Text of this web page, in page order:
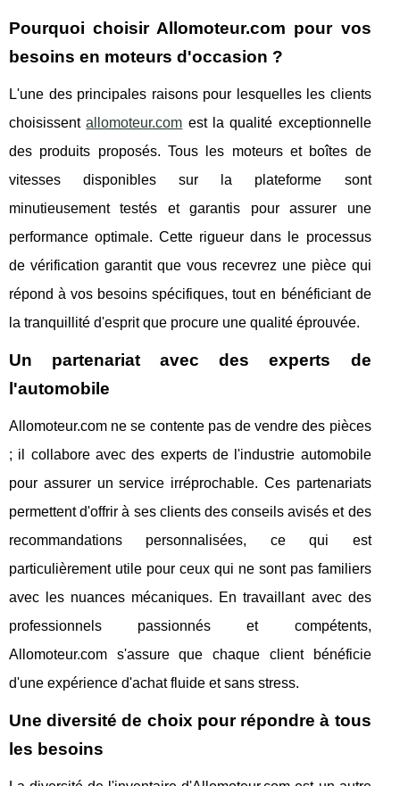
Pourquoi choisir Allomoteur.com pour vos
besoins en moteurs d'occasion ?
L'une des principales raisons pour lesquelles les clients
choisissentallomoteur.com est la qualité exceptionnelle
des produits proposés. Tous les moteurs et boîtes de
vitesses disponibles sur la plateforme sont
minutieusement testés et garantis pour assurer une
performance optimale. Cette rigueur dans le processus
de vérification garantit que vous recevrez une pièce qui
répond à vos besoins spécifiques, tout en bénéficiant de
la tranquillité d'esprit que procure une qualité éprouvée.
Un partenariat avec des experts de
l'automobile
Allomoteur.com ne se contente pas de vendre des pièces
; il collabore avec des experts de l'industrie automobile
pour assurer un service irréprochable. Ces partenariats
permettent d'offrir à ses clients des conseils avisés et des
recommandations personnalisées, ce qui est
particulièrement utile pour ceux qui ne sont pas familiers
avec les nuances mécaniques. En travaillant avec des
professionnels passionnés et compétents,
Allomoteur.com s'assure que chaque client bénéficie
d'une expérience d'achat fluide et sans stress.
Une diversité de choix pour répondre à tous
les besoins